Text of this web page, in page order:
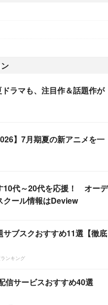
ラマも、注目作＆話題作が
】7月期夏の新アニメを一
10代～20代を応援！ オーデ
クール情報はDeview
サブスクおすすめ11選【徹底
ンキング
信サービスおすすめ40選